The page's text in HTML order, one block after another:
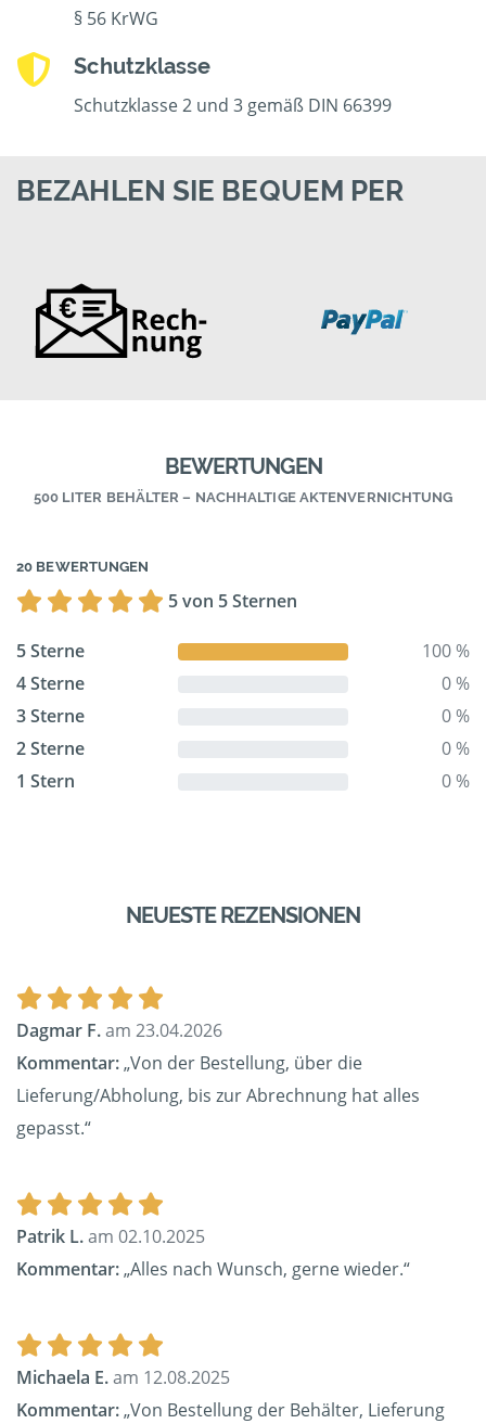
§ 56 KrWG
Schutzklasse
Schutzklasse 2 und 3 gemäß DIN 66399
BEZAHLEN SIE BEQUEM PER
BEWERTUNGEN
500 LITER BEHÄLTER – NACHHALTIGE AKTENVERNICHTUNG
20 BEWERTUNGEN
5 von 5 Sternen
5 Sterne
100 %
4 Sterne
0 %
3 Sterne
0 %
2 Sterne
0 %
1 Stern
0 %
NEUESTE REZENSIONEN
Dagmar F.am 23.04.2026
Kommentar:„Von der Bestellung, über die
Lieferung/Abholung, bis zur Abrechnung hat alles
gepasst.“
Patrik L.am 02.10.2025
Kommentar:„Alles nach Wunsch, gerne wieder.“
Michaela E.am 12.08.2025
Kommentar:„Von Bestellung der Behälter, Lieferung